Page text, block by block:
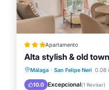
Apartamento
Alta stylish & old
Málaga · San Felipe Neri 0.08
10.0 Excepcional(1 Revisar)
Aire
Apto para niños